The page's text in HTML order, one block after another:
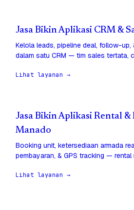
Jasa Bikin Aplikasi CRM &
Kelola leads, pipeline deal, follow-
dalam satu CRM — tim sales tertata,
Lihat layanan →
Jasa Bikin Aplikasi Rental &
Manado
Booking unit, ketersediaan armada
pembayaran, & GPS tracking — rental
Lihat layanan →